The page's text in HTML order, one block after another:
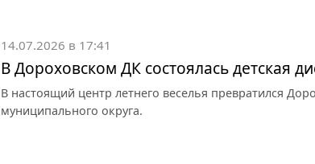
14.07.2026 в 17:41
В Дороховском ДК состоялась детская
В настоящий центр летнего веселья превратился
муниципального округа.